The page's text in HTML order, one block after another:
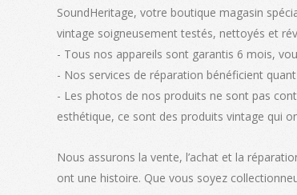
SoundHeritage, votre boutique magasin
vintage soigneusement testés, nettoyés et
- Tous nos appareils sont garantis 6 mois,
- Nos services de réparation bénéficient
- Les photos de nos produits ne sont pas
esthétique, ce sont des produits vintage qui
Nous assurons la vente, l’achat et la
ont une histoire. Que vous soyez